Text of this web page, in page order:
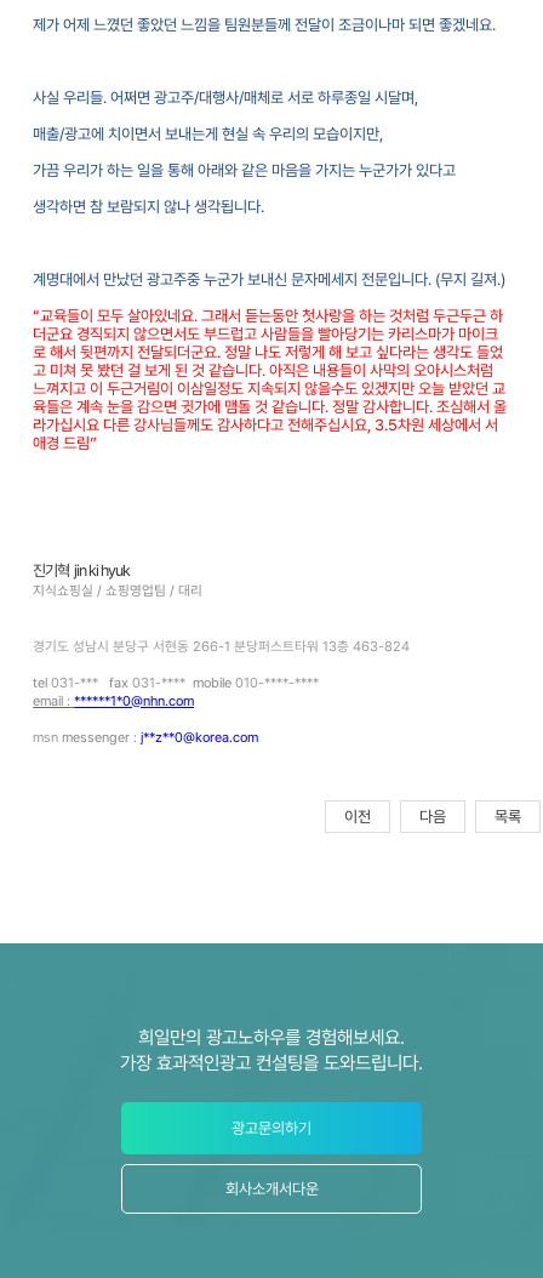
제가 어제 느꼈던 좋았던 느낌을 팀원분들께 전달이 조금이나마 되면 좋겠네요.
사실 우리들.어쩌면 광고주/대행사/매체로 서로 하루종일 시달며 ,
매출/광고에 치이면서 보내는게 현실 속 우리의 모습이지만,
가끔 우리가 하는 일을 통해 아래와 같은 마음을 가지는 누군가가 있다고
생각하면 참 보람되지 않나 생각됩니다.
계명대에서 만났던 광고주중 누군가 보내신 문자메세지 전문입니다. (무지 길져 .)
“교육들이 모두 살아있네요.그래서 듣는동안 첫사랑을 하는 것처럼 두근두근 하
더군요 경직되지 않으면서도 부드럽고 사람들을 빨아당기는 카리스마가 마이크
로 해서 뒷편까지 전달되더군요.정말 나도 저렇게 해 보고 싶다라는 생각도 들었
고 미쳐 못 봤던 걸 보게 된 것 같습니다.아직은 내용들이 사막의 오아시스처럼
느껴지고 이 두근거림이 이삼일정도 지속되지 않을수도 있겠지만 오늘 받았던 교
육들은 계속 눈을 감으면 귓가에 맴돌 것 같습니다.정말 감사합니다.조심해서 올
라가십시요 다른 강사님들께도 감사하다고 전해주십시요, 3.5차원 세상에서 서
애경 드림”
진기혁 jin ki hyuk
지식쇼핑실 /쇼핑영업팀 /대리
경기도 성남시 분당구 서현동 266-1분당퍼스트타워 13층 463-824
tel 031-***fax 031-****mobile 010-****-****
email : ******1*0@nhn.com
msnmessenger : j**z**0@korea.com
이전 다음 목록
희일만의 광고노하우를 경험해보세요.
가장 효과적인광고 컨설팅을 도와드립니다.
광고문의하기
회사소개서다운